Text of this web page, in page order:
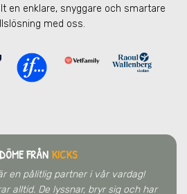
en enklare, snyggare och smartare
med oss.
FRÅN KICKS
en pålitlig partner i vår vardag!
alltid. De lyssnar, bryr sig och har